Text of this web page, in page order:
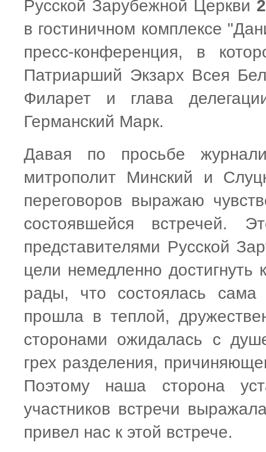
Русской Зарубежной Церкви
в гостиничном комплексе
пресс-конференция, в
Патриарший Экзарх Всея
Филарет и глава
Германский Марк.
Давая по просьбе
митрополит Минский и
переговоров выражаю
состоявшейся встречей.
представителями Русской
цели немедленно достигнуть
рады, что состоялась
прошла в теплой,
сторонами ожидалась с
грех разделения,
Поэтому наша сторона
участников встречи
привел нас к этой встрече.